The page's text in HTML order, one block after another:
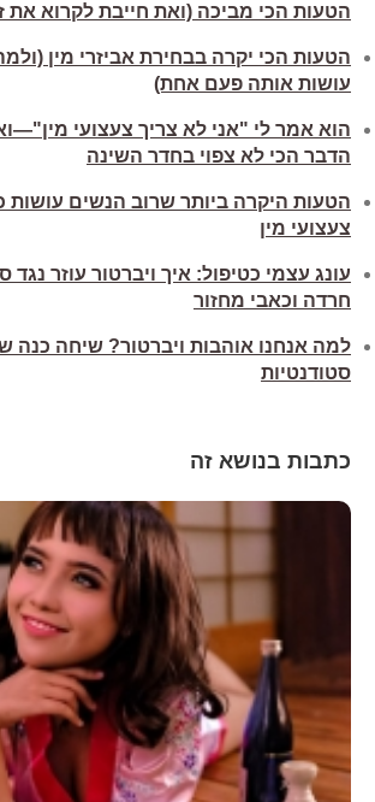
הטעות הכי מביכה (ואת חייבת לקרוא את
הטעות הכי יקרה בבחירת אביזרי מין
עושות אותה פעם אחת)
הוא אמר לי "אני לא צריך צעצועי
הדבר הכי לא צפוי בחדר השינה
הטעות היקרה ביותר שרוב הנשים עושות
צעצועי מין
עונג עצמי כטיפול: איך ויברטור עוזר נגד
חרדה וכאבי מחזור
סטודנטיות
כתבות בנושא זה